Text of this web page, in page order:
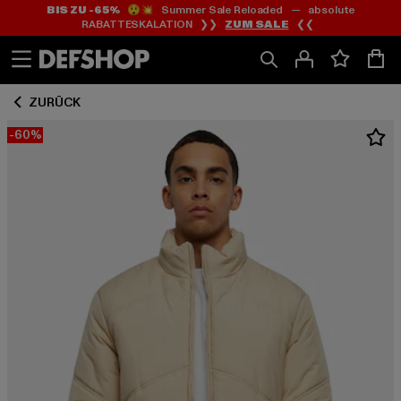
Zum
Inhalt
springen
Zum
Fußzeile
springen
BIS ZU -65%😲💥 Summer Sale Reloaded — absolute
RABATTESKALATION ❯❯ ZUM SALE ❮❮
ZURÜCK
-60%